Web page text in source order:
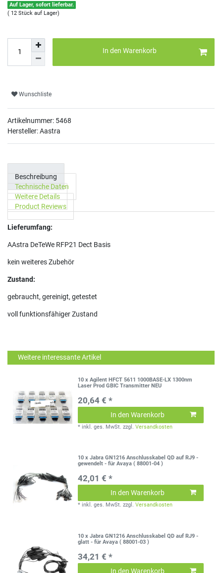
Auf Lager, sofort lieferbar.
( 12 Stück auf Lager)
In den Warenkorb
Wunschliste
Artikelnummer: 5468
Hersteller: Aastra
Beschreibung
Technische Daten
Weitere Details
Product Reviews
Lieferumfang:
AAstra DeTeWe RFP21 Dect Basis
kein weiteres Zubehör
Zustand:
gebraucht, gereinigt, getestet
voll funktionsfähiger Zustand
Weitere interessante Artikel
10 x Agilent HFCT 5611 1000BASE-LX 1300nm
Laser Prod GBIC Transmitter NEU
20,64 € *
In den Warenkorb
* inkl. ges. MwSt. zzgl.Versandkosten
10 x Jabra GN1216 Anschlusskabel QD auf RJ9 -
gewendelt - für Avaya ( 88001-04 )
42,01 € *
In den Warenkorb
* inkl. ges. MwSt. zzgl.Versandkosten
10 x Jabra GN1216 Anschlusskabel QD auf RJ9 -
glatt - für Avaya ( 88001-03 )
34,21 € *
In den Warenkorb